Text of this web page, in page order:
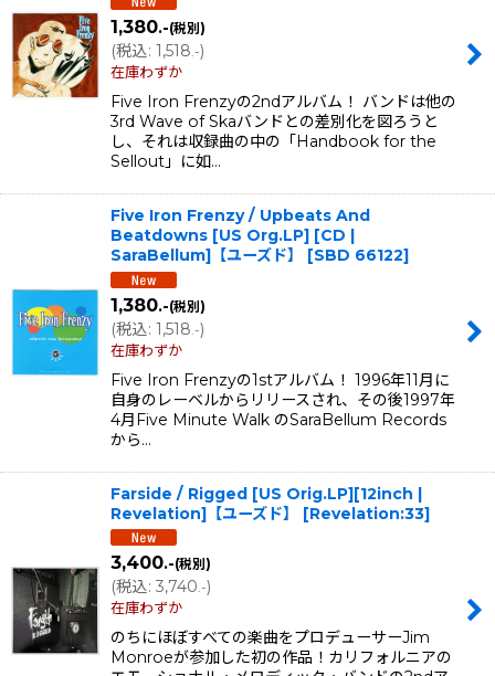
1,380.-(税別)
(税込: 1,518.-)
在庫わずか
Five Iron Frenzyの2ndアルバム！ バンドは他の
3rd Wave of Skaバンドとの差別化を図ろうと
し、それは収録曲の中の「Handbook for the
Sellout」に如…
Five Iron Frenzy / Upbeats And
Beatdowns [US Org.LP] [CD |
SaraBellum]【ユーズド】
[SBD 66122]
1,380.-(税別)
(税込: 1,518 .-)
在庫わずか
Five Iron Frenzyの1stアルバム！ 1996年11月に
自身のレーベルからリリースされ、その後1997年
4月Five Minute Walk のSaraBellum Records
から…
Farside / Rigged [US Orig.LP][12inch |
Revelation]【ユーズド】
[Revelation:33]
3,400.-(税別)
(税込: 3,740.-)
在庫わずか
のちにほぼすべての楽曲をプロデューサーJim
Monroeが参加した初の作品！カリフォルニアの